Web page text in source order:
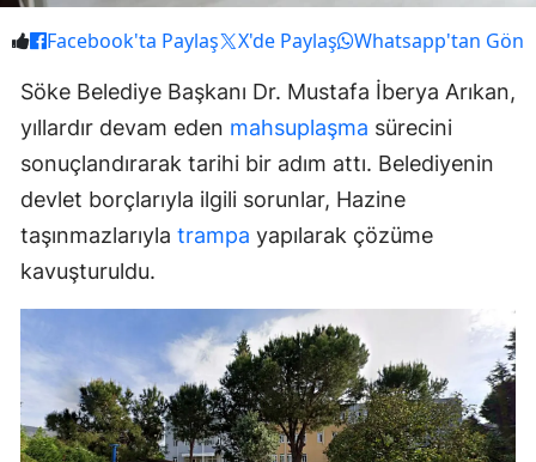
Facebook'ta Paylaş X'de Paylaş Whatsapp'tan
Söke Belediye Başkanı Dr. Mustafa İberya Arıkan,
yıllardır devam eden mahsuplaşma sürecini
sonuçlandırarak tarihi bir adım attı. Belediyenin
devlet borçlarıyla ilgili sorunlar, Hazine
taşınmazlarıyla trampa yapılarak çözüme
kavuşturuldu.